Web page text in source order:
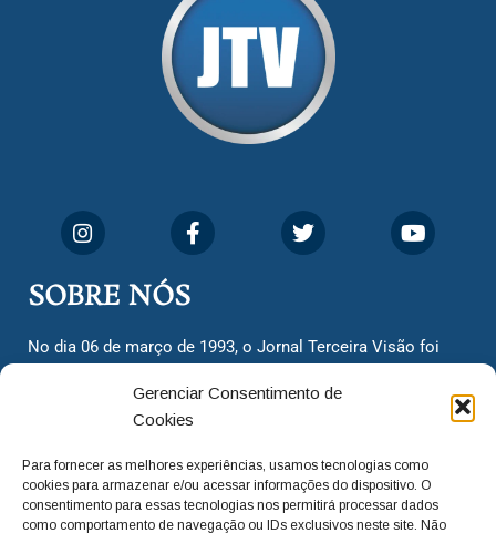
Gerenciar Consentimento de
Cookies
Para fornecer as melhores experiências, usamos tecnologias como
cookies para armazenar e/ou acessar informações do dispositivo. O
consentimento para essas tecnologias nos permitirá processar dados
como comportamento de navegação ou IDs exclusivos neste site. Não
SOBRE NÓS
No dia 06 de março de 1993, o Jornal Terceira Visão foi
cidadãos valinhenses, já que naquela época só existiam
dois jornais. Há mais de 30 anos, o jornal continua
com o foco de trazer as melhores notícias. Nunca
deixamos de lado as necessidades do cidadão, sempre